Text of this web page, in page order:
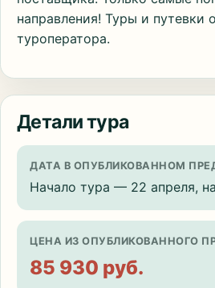
направления! Туры и путевки
туроператора.
Детали тура
ДАТА В ОПУБЛИКОВАННОМ
Начало тура — 22 апреля,
ЦЕНА ИЗ ОПУБЛИКОВАННОГО
85 930 руб.